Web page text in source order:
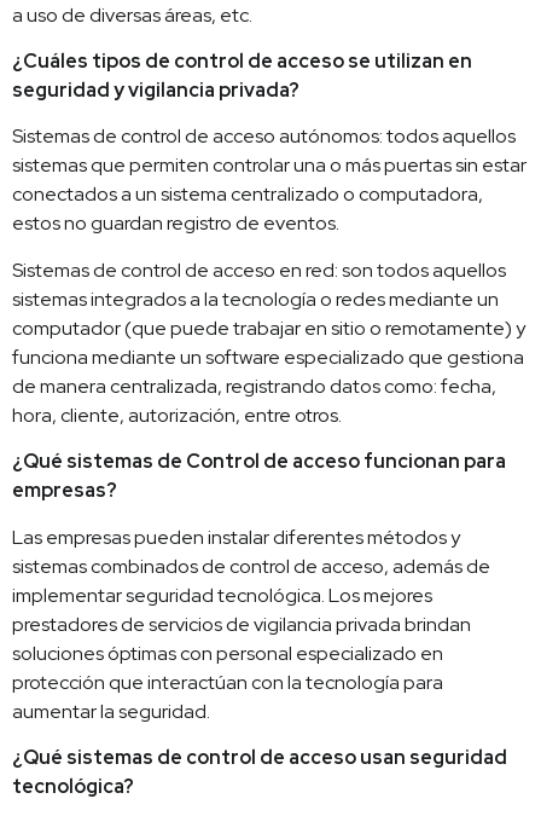
a uso de diversas áreas, etc.
¿Cuáles tipos de control de acceso se utilizan en
seguridad y vigilancia privada?
Sistemas de control de acceso autónomos: todos aquellos
sistemas que permiten controlar una o más puertas sin estar
conectados a un sistema centralizado o computadora,
estos no guardan registro de eventos.
Sistemas de control de acceso en red: son todos aquellos
sistemas integrados a la tecnología o redes mediante un
computador (que puede trabajar en sitio o remotamente) y
funciona mediante un software especializado que gestiona
de manera centralizada, registrando datos como: fecha,
hora, cliente, autorización, entre otros.
¿Qué sistemas de Control de acceso funcionan para
empresas?
Las empresas pueden instalar diferentes métodos y
sistemas combinados de control de acceso, además de
implementar seguridad tecnológica. Los mejores
prestadores de servicios de vigilancia privada brindan
soluciones óptimas con personal especializado en
protección que interactúan con la tecnología para
aumentar la seguridad.
¿Qué sistemas de control de acceso usan seguridad
tecnológica?